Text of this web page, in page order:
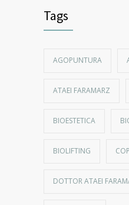
Tags
AGOPUNTURA
ATAEI FARAMARZ
BIOESTETICA
BIOLIFTING
DOTTOR ATAEI